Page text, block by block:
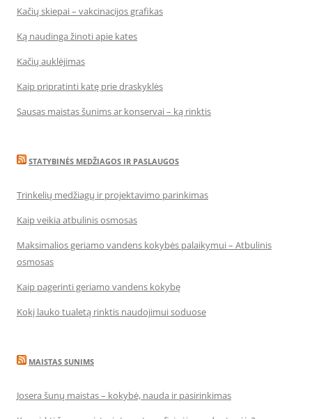
Kačių skiepai – vakcinacijos grafikas
Ką naudinga žinoti apie kates
Kačių auklėjimas
Kaip pripratinti katę prie draskyklės
Sausas maistas šunims ar konservai – ką rinktis
STATYBINĖS MEDŽIAGOS IR PASLAUGOS
Trinkelių medžiagų ir projektavimo parinkimas
Kaip veikia atbulinis osmosas
Maksimalios geriamo vandens kokybės palaikymui – Atbulinis
osmosas
Kaip pagerinti geriamo vandens kokybę
Kokį lauko tualetą rinktis naudojimui soduose
MAISTAS SUNIMS
Josera šunų maistas – kokybė, nauda ir pasirinkimas